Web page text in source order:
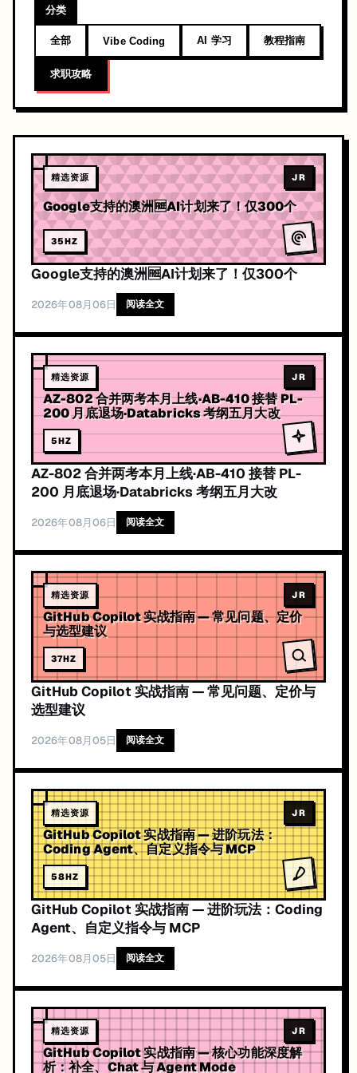
分类
全部 Vibe Coding AI 学习 教程指南
求职攻略
精选资源 JR
Google支持的澳洲🆓AI计划来了！仅300个
35HZ
Google支持的澳洲🆓AI计划来了！仅300个
2026年08月06日 阅读全文
精选资源 JR
AZ-802 合并两考本月上线·AB-410 接替 PL-
200 月底退场·Databricks 考纲五月大改
5HZ
AZ-802 合并两考本月上线·AB-410 接替 PL-
200 月底退场·Databricks 考纲五月大改
2026年08月06日 阅读全文
精选资源 JR
GitHub Copilot 实战指南 — 常见问题、定价
与选型建议
37HZ
GitHub Copilot 实战指南 — 常见问题、定价与
选型建议
2026年08月05日 阅读全文
精选资源 JR
GitHub Copilot 实战指南 — 进阶玩法：
Coding Agent、自定义指令与 MCP
58HZ
GitHub Copilot 实战指南 — 进阶玩法：Coding
Agent、自定义指令与 MCP
2026年08月05日 阅读全文
精选资源 JR
GitHub Copilot 实战指南 — 核心功能深度解
析：补全、Chat 与 Agent Mode